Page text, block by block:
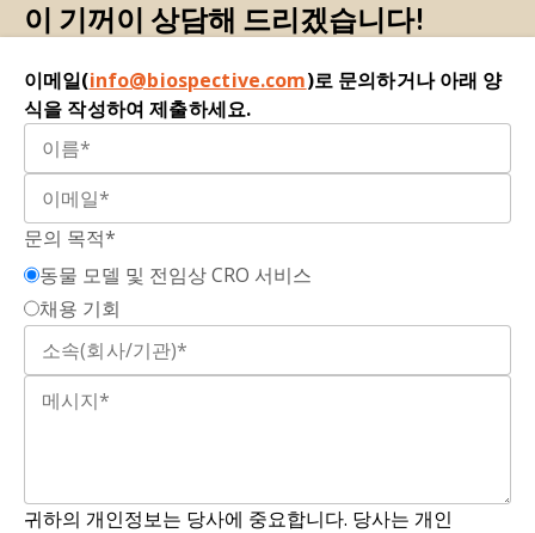
이 기꺼이 상담해 드리겠습니다!
이메일(info@biospective.com)로 문의하거나 아래 양
식을 작성하여 제출하세요.
문의 목적*
동물 모델 및 전임상 CRO 서비스
채용 기회
귀하의 개인정보는 당사에 중요합니다. 당사는 개인